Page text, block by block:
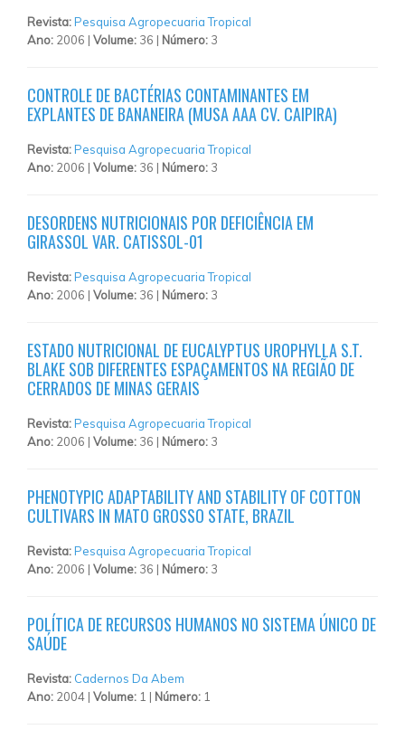
Revista:Pesquisa Agropecuaria Tropical
Ano: 2006 | Volume: 36 | Número: 3
CONTROLE DE BACTÉRIAS CONTAMINANTES EM
EXPLANTES DE BANANEIRA (MUSA AAA CV. CAIPIRA)
Revista:Pesquisa Agropecuaria Tropical
Ano: 2006 | Volume: 36 | Número: 3
DESORDENS NUTRICIONAIS POR DEFICIÊNCIA EM
GIRASSOL VAR. CATISSOL-01
Revista:Pesquisa Agropecuaria Tropical
Ano: 2006 | Volume: 36 | Número: 3
ESTADO NUTRICIONAL DE EUCALYPTUS UROPHYLLA S.T.
BLAKE SOB DIFERENTES ESPAÇAMENTOS NA REGIÃO DE
CERRADOS DE MINAS GERAIS
Revista:Pesquisa Agropecuaria Tropical
Ano: 2006 | Volume: 36 | Número: 3
PHENOTYPIC ADAPTABILITY AND STABILITY OF COTTON
CULTIVARS IN MATO GROSSO STATE, BRAZIL
Revista:Pesquisa Agropecuaria Tropical
Ano: 2006 | Volume: 36 | Número: 3
POLÍTICA DE RECURSOS HUMANOS NO SISTEMA ÚNICO DE
SAÚDE
Revista: Cadernos Da Abem
Ano: 2004 | Volume: 1 | Número: 1